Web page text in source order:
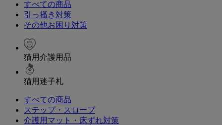
すべての商品
引っ掻き対策
その他お困り対策
猫用介護用品
猫用迷子札
すべての商品
ステップ・スロープ
介護用マット・床ずれ対策